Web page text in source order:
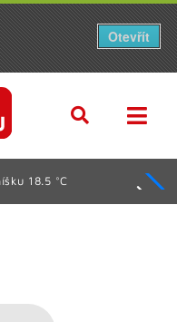
18.5 °C
Otevřít